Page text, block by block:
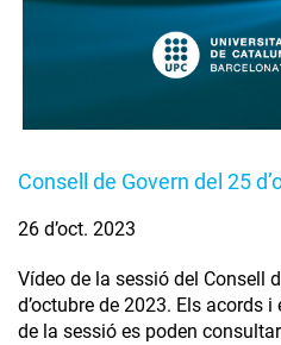
Consell de Govern del 25
26 d’oct. 2023
Vídeo de la sessió del Consell
d’octubre de 2023. Els acords
de la sessió es poden